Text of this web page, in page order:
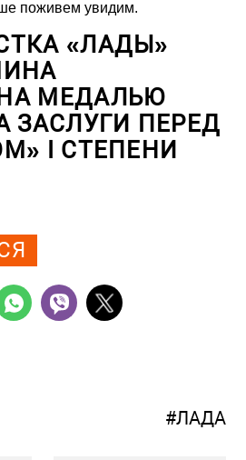
поживем увидим.
«ЛАДЫ»
МЕДАЛЬЮ
ЗАСЛУГИ ПЕРЕД
I СТЕПЕНИ
#ЛАДА